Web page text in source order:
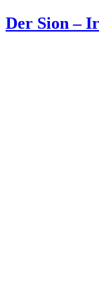
Der Sion –